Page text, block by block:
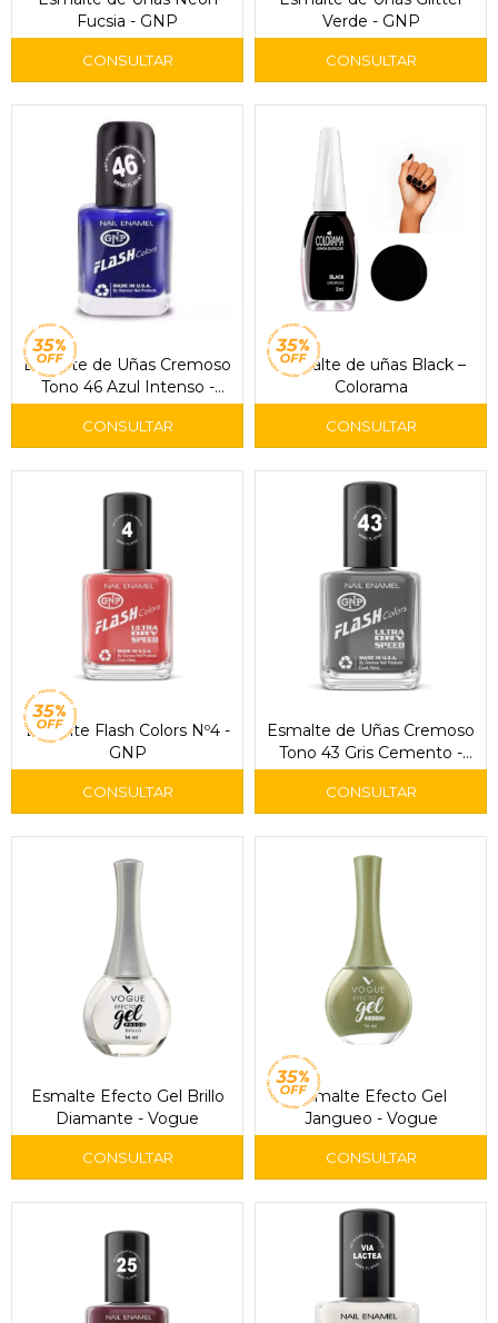
Fucsia - GNP
Verde - GNP
Esmalte de Uñas Cremoso
Tono 46 Azul Intenso -
GNP
Esmalte de uñas Black –
Colorama
Esmalte Flash Colors Nº4 -
GNP
Esmalte de Uñas Cremoso
Tono 43 Gris Cemento -
GNP
Esmalte Efecto Gel Brillo
Diamante - Vogue
Esmalte Efecto Gel
Jangueo - Vogue